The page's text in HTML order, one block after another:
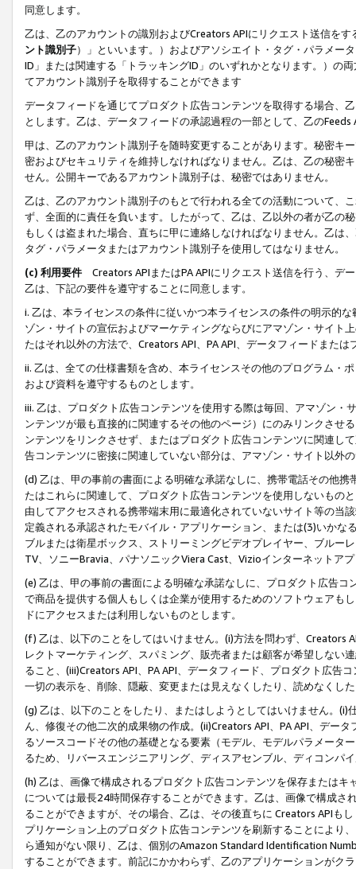
同意します。
乙は、乙のアカウントの識別およびCreators APIにリクエスト送信を
ント識別子）」といいます。）およびアソシエイト・タグ・パラメー
ID」または関連する「トラッキングID」のいずれかとなります。）の
てアカウント識別子を取得することができます
データフィードを通じてプロダクト広告コンテンツを取得する場合、
とします。乙は、データフィードの承認過程の一部として、乙の
甲は、乙のアカウント識別子を随時変更することがあります。秘密キ
密およびセキュリティを維持しなければなりません。乙は、乙の秘密
せん。公開キーであるアカウント識別子は、秘密ではありません。
乙は、乙のアカウント識別子のもとで行われる全ての活動について、
ず、全面的に責任を負います。したがって、乙は、乙以外の者が乙の
もしくは盗まれた場合、直ちに甲に連絡しなければなりません。乙は
タグ・パラメータまたはアカウント識別子を使用してはなりません。
(c) 利用要件 Creators APIまたはPA APIにリクエスト送信を行う、デ
乙は、下記の要件を遵守することに同意します。
i. 乙は、本ライセンスの条件に従いかつ本ライセンスの条件の明示的
ゾン・サイトの宣伝およびマーケティングならびにアマゾン・サイト
たはそれ以外の方法で、Creators API、PA API、データフィードまた
ii. 乙は、全ての仕様書類を含め、本ライセンスその他のプログラム・
および資料を遵守するものとします。
iii. 乙は、プロダクト広告コンテンツを使用する際は毎回、アマゾン
ンテンツが最も直接的に関連するその他のページ）にのみリンクさせ
ンテンツをリンクさせず、またはプロダクト広告コンテンツに関連し
告コンテンツに密接に関連していない部分は、アマゾン・サイト以外
(d) 乙は、甲の事前の書面による明確な承諾なしに、携帯電話その他
たはこれらに関連して、プロダクト広告コンテンツを使用しないもの
由してアクセスされる携帯端末用に最適化されていないサイト等の当
定義される承認されたモバイル・アプリケーション、または(3)いか
ブルまたは衛星ボックス、ストリーミングビデオプレイヤー、ブルー
TV、ソニーBravia、パナソニックViera Cast、Vizioインターネットア
(e) 乙は、甲の事前の書面による明確な承諾なしに、プロダクト広告
で商品を提供する個人もしくは企業が使用するためのソフトウェアも
ドにアクセスまたは利用しないものとします。
(f) 乙は、以下のことをしてはいけません。(i)方法を問わず、Creators
レクトマーケティング、スパミング、販売者または顧客が希望しない
ること、(iii)Creators API、PA API、データフィード、プロダクト広告
一切の表示を、削除、隠蔽、変更または見えなくしたり、読めなくし
(g) 乙は、以下のことをしたり、またはしようとしてはいけません。
ん、修復その他二次的成果物の作成。(ii)Creators API、PA API、デー
るソースコードその他の基礎となる要素（モデル、モデルパラメータ
るため、リバースエンジニアリング、ディスアセンブル、ディコンパ
(h) 乙は、画像で構成されるプロダクト広告コンテンツを保存または
については最長24時間保存することができます。乙は、画像で構成
ることができますが、その場合、乙は、その後直ちに Creators APIも
プリケーション上のプロダクト広告コンテンツを刷新することにより
ら通知がない限り、乙は、個別のAmazon Standard Identification
することができます。前記にかかわらず、乙のアプリケーションがク